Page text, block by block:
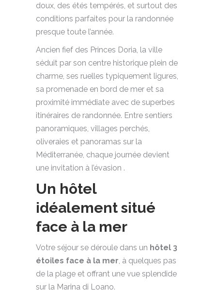
doux, des étés tempérés, et surtout des
conditions parfaites pour la randonnée
presque toute l’année.
Ancien fief des Princes Doria, la ville
séduit par son centre historique plein de
charme, ses ruelles typiquement ligures,
sa promenade en bord de mer et sa
proximité immédiate avec de superbes
itinéraires de randonnée. Entre sentiers
panoramiques, villages perchés,
oliveraies et panoramas sur la
Méditerranée, chaque journée devient
une invitation à l’évasion .
Un hôtel
idéalement situé
face à la mer
Votre séjour se déroule dans un hôtel 3
étoiles face à la mer , à quelques pas
de la plage et offrant une vue splendide
sur la Marina di Loano.